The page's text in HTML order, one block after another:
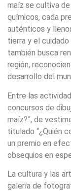
maíz se cultiva
químicos, cada
auténticos y
tierra y el
también busca
región,
desarrollo del
Entre las
concursos de
maíz?”, de
titulado “¿Quién
un premio en
obsequios en
La cultura y las
galería de